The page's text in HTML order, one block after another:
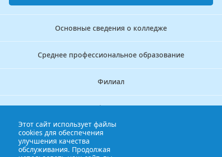
Основные сведения о колледже
Среднее профессиональное образование
Филиал
Дополнительное профессиональное образование
Аккредитационно — симуляционный центр
Этот сайт использует файлы
cookies для обеспечения
улучшения качества
обслуживания. Продолжая